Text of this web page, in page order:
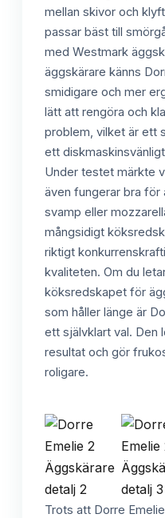
mellan skivor och
passar bäst till
med Westmark
äggskärare känns
smidigare och mer
lätt att rengöra och
problem, vilket är ett
ett
Under testet märkte
även fungerar bra för
svamp eller
mångsidigt
riktigt
kvaliteten. Om du
köksredskapet för
som håller länge är
ett självklart val. Den
resultat och gör
roligare.
Trots att Dorre